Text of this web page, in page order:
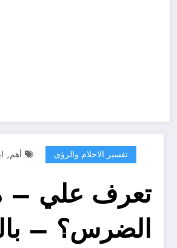
تفسير الاحلام والرؤى أهم,
تعرف علي –
الضرس؟ –